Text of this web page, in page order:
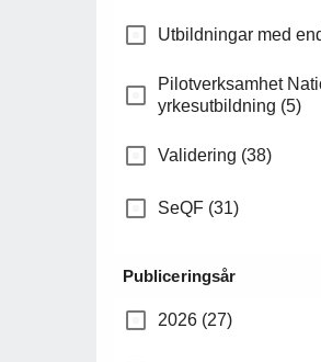
Utbildningar med
Pilotverksamhet
yrkesutbildning (5)
Validering (38)
SeQF (31)
Publiceringsår
2026 (27)